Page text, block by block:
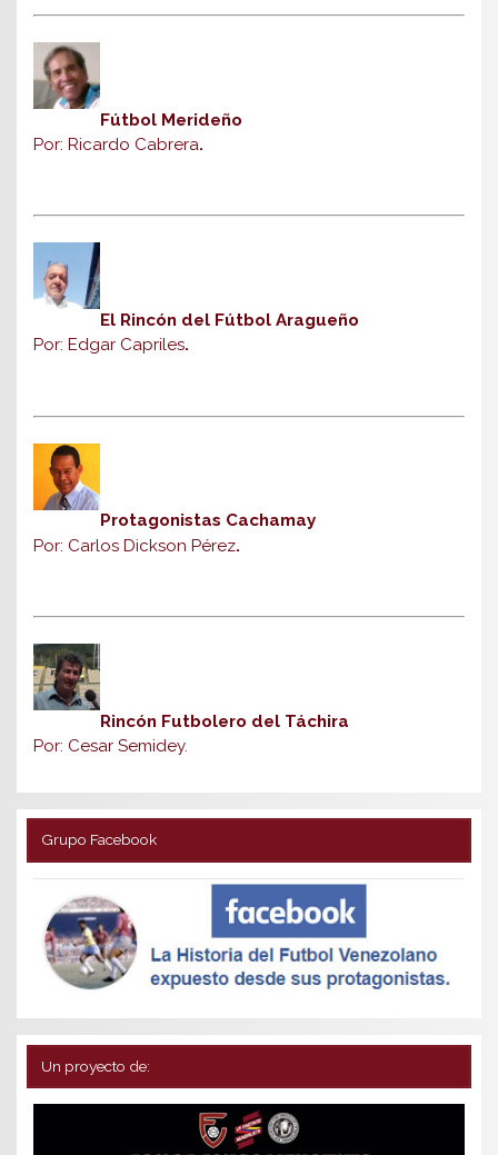
Fútbol Merideño
Por: Ricardo Cabrera.
El Rincón del Fútbol Aragueño
Por: Edgar Capriles.
Protagonistas Cachamay
Por: Carlos Dickson Pérez.
Rincón Futbolero del Táchira
Por: Cesar Semidey.
Grupo Facebook
Un proyecto de: